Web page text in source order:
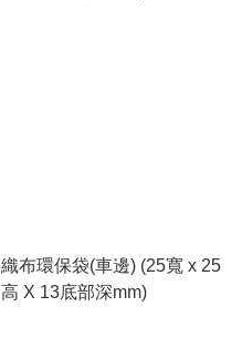
織布環保袋(車邊) (25寬 x 25
高 X 13底部深mm)